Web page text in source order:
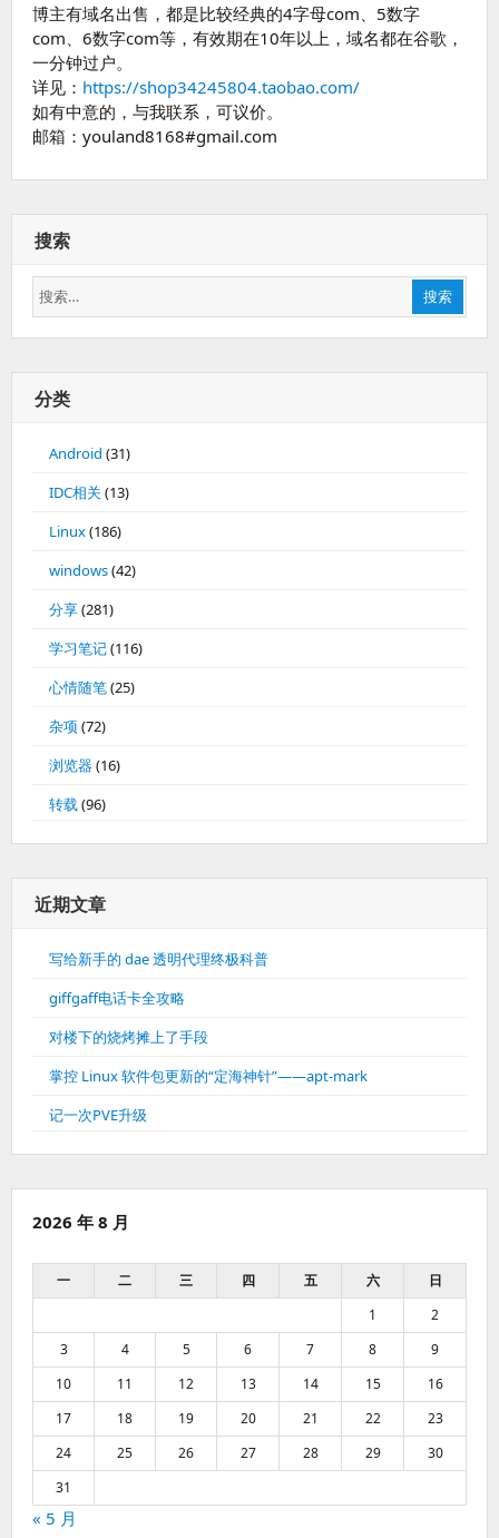
博主有域名出售，都是比较经典的4字母com、5数字
com、6数字com等，有效期在10年以上，域名都在谷歌，
一分钟过户。
详见： https://shop34245804.taobao.com/
如有中意的，与我联系，可议价。
邮箱：youland8168#gmail.com
搜索
搜
索：
搜索
分类
Android (31)
IDC相关(13)
Linux(186)
windows(42)
分享(281)
学习笔记(116)
心情随笔(25)
杂项 (72)
浏览器(16)
转载(96)
近期文章
写给新手的 dae 透明代理终极科普
giffgaff电话卡全攻略
对楼下的烧烤摊上了手段
掌控 Linux 软件包更新的“定海神针”——apt-mark
记一次PVE升级
2026 年 8 月
一 二 三 四 五 六
日
1
2
3
4 5 6 7 8
9
10
11 12 13 14 15
16
17
18 19 20 21 22
23
24
25 26 27 28 29
30
31
« 5 月